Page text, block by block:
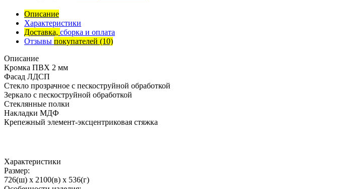
Описание
Характеристики
Доставка, сборка и оплата
Отзывы покупателей (10)
Описание
Кромка ПВХ 2 мм
Фасад ЛДСП
Стекло прозрачное с пескоструйной обработкой
Зеркало с пескоструйной обработкой
Стеклянные полки
Накладки МДФ
Крепежный элемент-эксцентриковая стяжка
Характеристики
Размер:
726(ш) x 2100(в) x 536(г)